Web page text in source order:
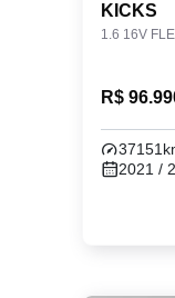
KICKS
1.6 16V
R$
2021 /